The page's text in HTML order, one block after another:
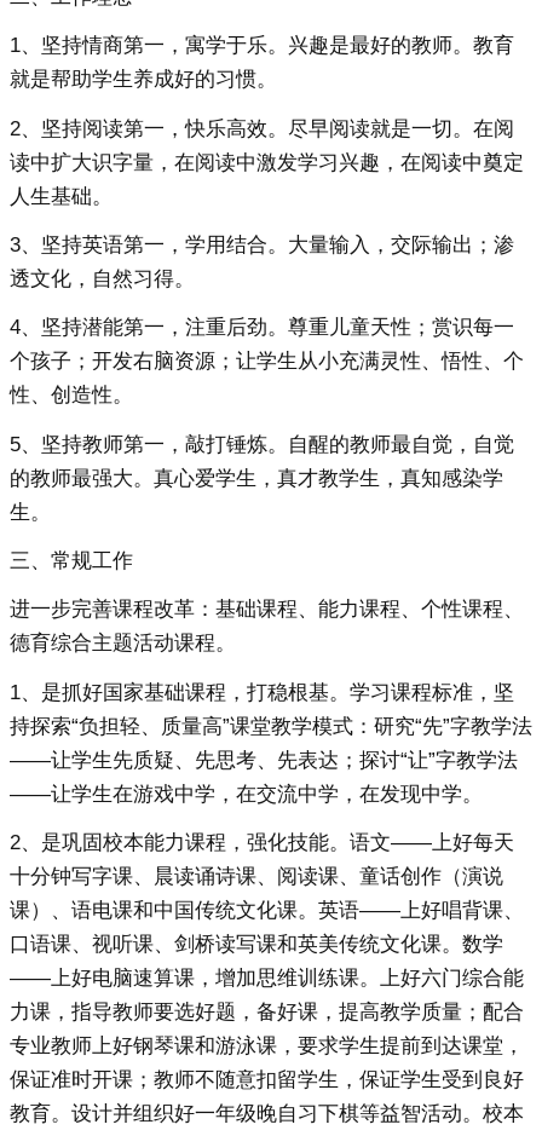
1、坚持情商第一，寓学于乐。兴趣是最好的教师。教育
就是帮助学生养成好的习惯。
2、坚持阅读第一，快乐高效。尽早阅读就是一切。在阅
读中扩大识字量，在阅读中激发学习兴趣，在阅读中奠定
人生基础。
3、坚持英语第一，学用结合。大量输入，交际输出；渗
透文化，自然习得。
4、坚持潜能第一，注重后劲。尊重儿童天性；赏识每一
个孩子；开发右脑资源；让学生从小充满灵性、悟性、个
性、创造性。
5、坚持教师第一，敲打锤炼。自醒的教师最自觉，自觉
的教师最强大。真心爱学生，真才教学生，真知感染学
生。
三、常规工作
进一步完善课程改革：基础课程、能力课程、个性课程、
德育综合主题活动课程。
1、是抓好国家基础课程，打稳根基。学习课程标准，坚
持探索“负担轻、质量高”课堂教学模式：研究“先”字教学法
——让学生先质疑、先思考、先表达；探讨“让”字教学法
——让学生在游戏中学，在交流中学，在发现中学。
2、是巩固校本能力课程，强化技能。语文——上好每天
十分钟写字课、晨读诵诗课、阅读课、童话创作（演说
课）、语电课和中国传统文化课。英语——上好唱背课、
口语课、视听课、剑桥读写课和英美传统文化课。数学
——上好电脑速算课，增加思维训练课。上好六门综合能
力课，指导教师要选好题，备好课，提高教学质量；配合
专业教师上好钢琴课和游泳课，要求学生提前到达课堂，
保证准时开课；教师不随意扣留学生，保证学生受到良好
教育。设计并组织好一年级晚自习下棋等益智活动。校本